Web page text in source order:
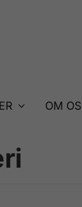
OM OS